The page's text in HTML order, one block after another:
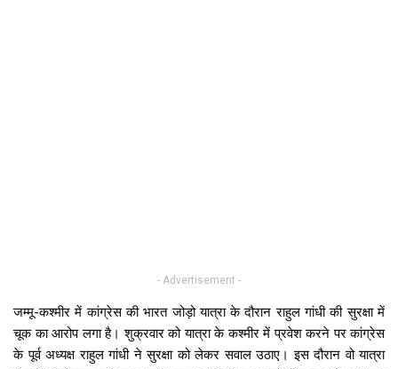
- Advertisement -
जम्मू-कश्मीर में कांग्रेस की भारत जोड़ो यात्रा के दौरान राहुल गांधी की सुरक्षा में
चूक का आरोप लगा है। शुक्रवार को यात्रा के कश्मीर में प्रवेश करने पर कांग्रेस
के पूर्व अध्यक्ष राहुल गांधी ने सुरक्षा को लेकर सवाल उठाए। इस दौरान वो यात्रा